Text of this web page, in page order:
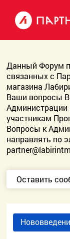
Данный Форум
связанных с
магазина
Ваши вопросы
Администрации
участникам
Вопросы к
направлять по
Оставить